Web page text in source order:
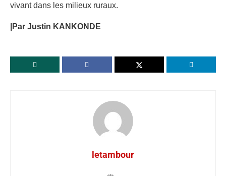
vivant dans les milieux ruraux.
|Par Justin KANKONDE
letambour